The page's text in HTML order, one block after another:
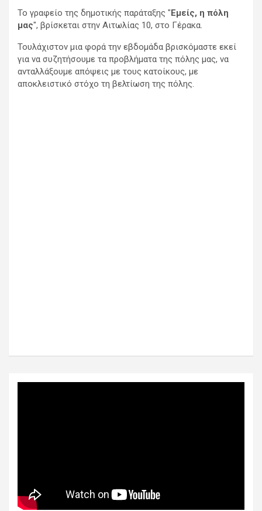
Το γραφείο της δημοτικής παράταξης " Εμείς, η πόλη
μας", βρίσκεται στην Αιτωλίας 10, στο Γέρακα.
Τουλάχιστον μια φορά την εβδομάδα βρισκόμαστε εκεί
για να συζητήσουμε τα προβλήματα της πόλης μας, να
ανταλλάξουμε απόψεις με τους κατοίκους, με
αποκλειστικό στόχο τη βελτίωση της πόλης.